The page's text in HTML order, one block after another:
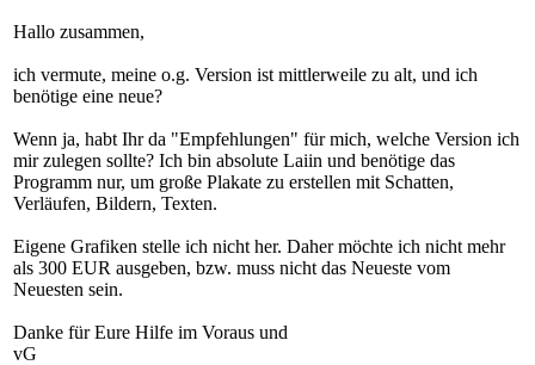
Hallo zusammen,
ich vermute, meine o.g. Version ist mittlerweile zu alt, und ich
benötige eine neue?
Wenn ja, habt Ihr da "Empfehlungen" für mich, welche Version ich
mir zulegen sollte? Ich bin absolute Laiin und benötige das
Programm nur, um große Plakate zu erstellen mit Schatten,
Verläufen, Bildern, Texten.
Eigene Grafiken stelle ich nicht her. Daher möchte ich nicht mehr
als 300 EUR ausgeben, bzw. muss nicht das Neueste vom
Neuesten sein.
Danke für Eure Hilfe im Voraus und
vG